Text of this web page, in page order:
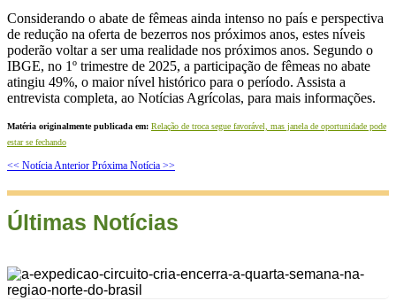
Considerando o abate de fêmeas ainda intenso no país e perspectiva
de redução na oferta de bezerros nos próximos anos, estes níveis
poderão voltar a ser uma realidade nos próximos anos. Segundo o
IBGE, no 1º trimestre de 2025, a participação de fêmeas no abate
atingiu 49%, o maior nível histórico para o período. Assista a
entrevista completa, ao Notícias Agrícolas, para mais informações.
Matéria originalmente publicada em: Relação de troca segue favorável, mas janela de oportunidade pode
estar se fechando
<< Notícia Anterior Próxima Notícia >>
Últimas Notícias